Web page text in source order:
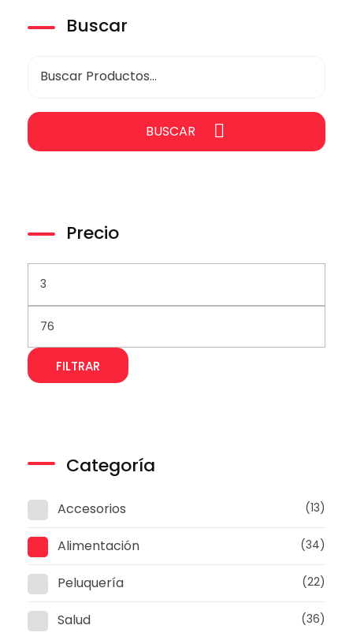
Buscar
BUSCAR
Precio
FILTRAR
Categoría
Accesorios (13)
Alimentación (34)
Peluquería (22)
Salud (36)